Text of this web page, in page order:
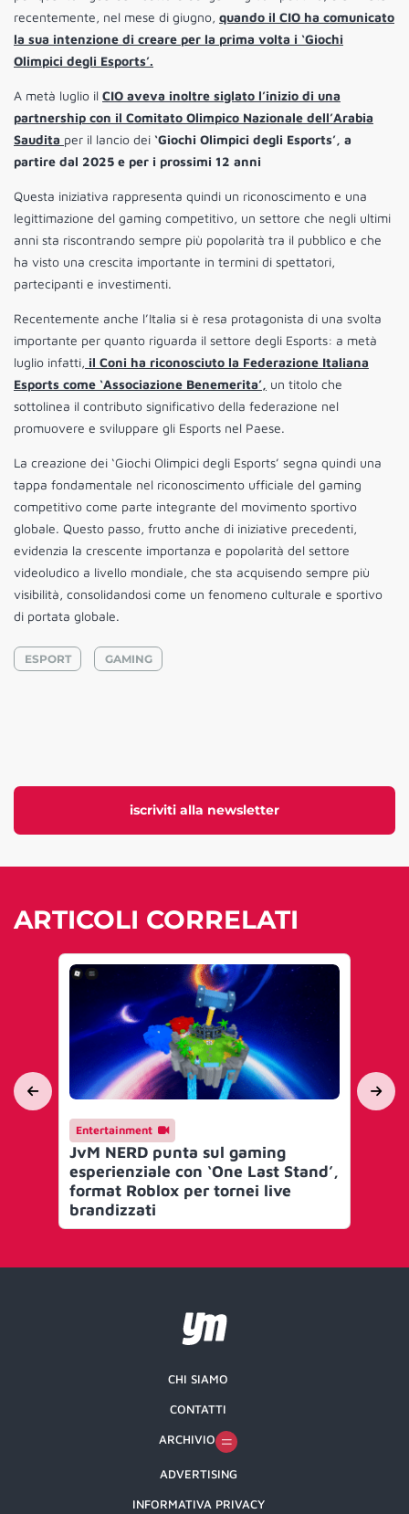
iscriviti alla newsletter
recentemente, nel mese di giugno, quando il CIO ha comunicato
la sua intenzione di creare per la prima volta i ‘Giochi
Olimpici degli Esports’.
A metà luglio il CIO aveva inoltre siglato l’inizio di una
partnership con il Comitato Olimpico Nazionale dell’Arabia
Saudita per il lancio dei ‘Giochi Olimpici degli Esports’, a
partire dal 2025 e per i prossimi 12 anni
Questa iniziativa rappresenta quindi un riconoscimento e una
legittimazione del gaming competitivo, un settore che negli ultimi
anni sta riscontrando sempre più popolarità tra il pubblico e che
ha visto una crescita importante in termini di spettatori,
partecipanti e investimenti.
Recentemente anche l’Italia si è resa protagonista di una svolta
importante per quanto riguarda il settore degli Esports: a metà
luglio infatti, il Coni ha riconosciuto la Federazione Italiana
Esports come ‘Associazione Benemerita’, un titolo che
sottolinea il contributo significativo della federazione nel
promuovere e sviluppare gli Esports nel Paese.
La creazione dei ‘Giochi Olimpici degli Esports’ segna quindi una
tappa fondamentale nel riconoscimento ufficiale del gaming
competitivo come parte integrante del movimento sportivo
globale. Questo passo, frutto anche di iniziative precedenti,
evidenzia la crescente importanza e popolarità del settore
videoludico a livello mondiale, che sta acquisendo sempre più
visibilità, consolidandosi come un fenomeno culturale e sportivo
di portata globale.
ESPORT GAMING
ARTICOLI CORRELATI
Entertainment
JvM NERD punta sul gaming
esperienziale con ‘One Last Stand’,
format Roblox per tornei live
brandizzati
CHI SIAMO
CONTATTI
ARCHIVIO
ADVERTISING
INFORMATIVA PRIVACY